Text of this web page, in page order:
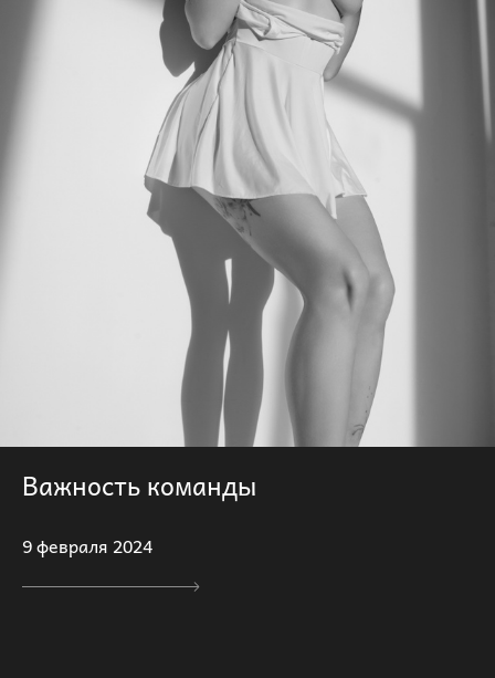
Важность команды
9 февраля 2024